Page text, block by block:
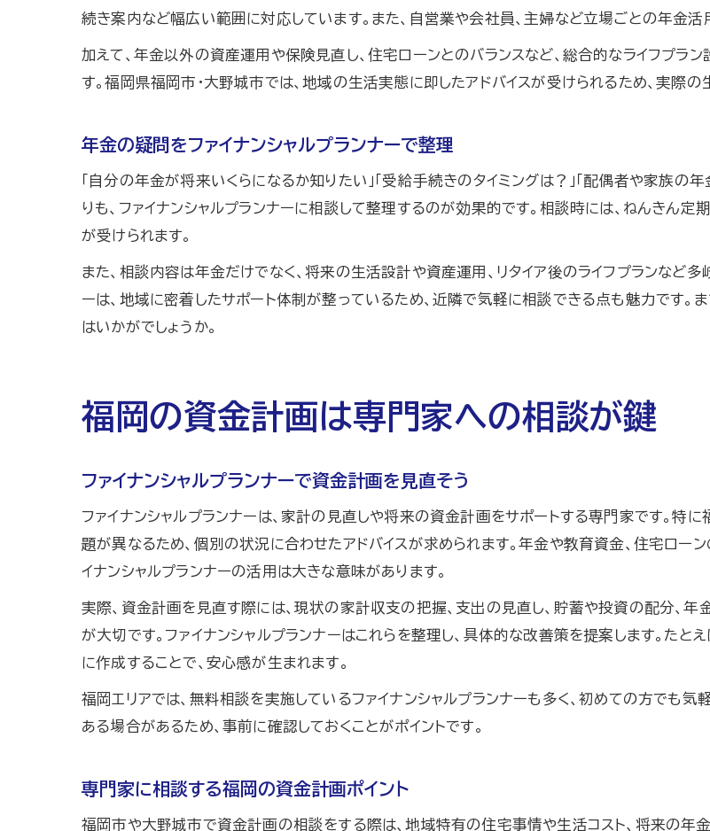
最適なファイナンシャルプランナーの選び方
相談先選びで重視すべきファイナンシャル
ファイナンシャルプランナーで理想の相談
続き案内など幅広い範囲に対応しています。また、自営業や会社員、主婦など立場ごとの年金活
加えて、年金以外の資産運用や保険見直し、住宅ローンとのバランスなど、総合的なライフプラ
す。福岡県福岡市・大野城市では、地域の生活実態に即したアドバイスが受けられるため、実際
年金の疑問をファイナンシャルプランナーで整理
「自分の年金が将来いくらになるか知りたい」「受給手続きのタイミングは？」「配偶者や家族の
りも、ファイナンシャルプランナーに相談して整理するのが効果的です。相談時には、ねんきん
が受けられます。
また、相談内容は年金だけでなく、将来の生活設計や資産運用、リタイア後のライフプランなど
ーは、地域に密着したサポート体制が整っているため、近隣で気軽に相談できる点も魅力です。
はいかがでしょうか。
福岡の資金計画は専門家への相談が鍵
ファイナンシャルプランナーで資金計画を見直そう
ファイナンシャルプランナーは、家計の見直しや将来の資金計画をサポートする専門家です。特
題が異なるため、個別の状況に合わせたアドバイスが求められます。年金や教育資金、住宅ロー
イナンシャルプランナーの活用は大きな意味があります。
実際、資金計画を見直す際には、現状の家計収支の把握、支出の見直し、貯蓄や投資の配分、
が大切です。ファイナンシャルプランナーはこれらを整理し、具体的な改善策を提案します。たと
に作成することで、安心感が生まれます。
福岡エリアでは、無料相談を実施しているファイナンシャルプランナーも多く、初めての方でも
ある場合があるため、事前に確認しておくことがポイントです。
専門家に相談する福岡の資金計画ポイント
福岡市や大野城市で資金計画の相談をする際は、地域特有の住宅事情や生活コスト、将来の年